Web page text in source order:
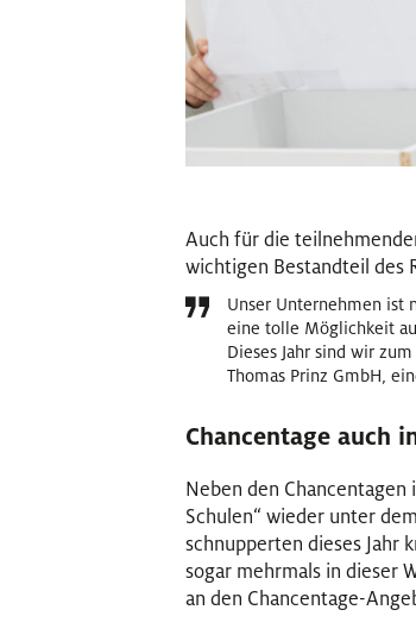
Auch für die
wichtigen Bestandteil des
Unser Unternehmen ist
eine tolle Möglichkeit
Dieses Jahr sind wir
Thomas Prinz GmbH,
Chancentage auch
Neben den
Schulen“ wieder unter
schnupperten dieses Jahr
sogar mehrmals in dieser
an den Chancentage-